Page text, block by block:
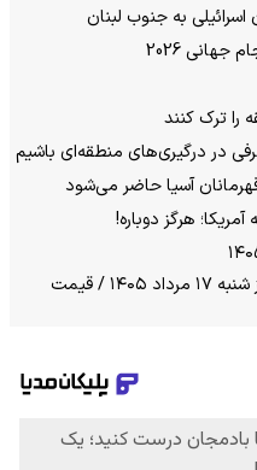
به جنوب لبنان
2026
را ترک کنند
در درگیری‌های منطقه‌ای باشیم
آسیا حاضر می‌شود
هرگز دوباره!
قیمت جدید سکه و طلا ظهر امروز شنبه ۱۷ مرداد ۱۴۰۵ / قیمت